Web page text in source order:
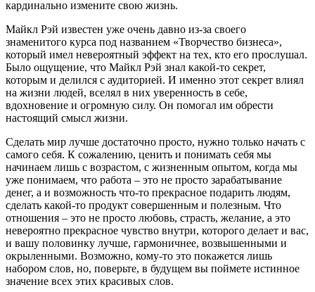
кардинально измените свою жизнь.
Майкл Рэй известен уже очень давно из-за своего
знаменитого курса под названием «Творчество бизнеса»,
который имел невероятный эффект на тех, кто его прослушал.
Было ощущение, что Майкл Рэй знал какой-то секрет,
которым и делился с аудиторией. И именно этот секрет влиял
на жизни людей, вселял в них уверенность в себе,
вдохновение и огромную силу. Он помогал им обрести
настоящий смысл жизни.
Сделать мир лучше достаточно просто, нужно только начать с
самого себя. К сожалению, ценить и понимать себя мы
начинаем лишь с возрастом, с жизненным опытом, когда мы
уже понимаем, что работа – это не просто зарабатывание
денег, а и возможность что-то прекрасное подарить людям,
сделать какой-то продукт совершенным и полезным. Что
отношения – это не просто любовь, страсть, желание, а это
невероятно прекрасное чувство внутри, которого делает и вас,
и вашу половинку лучше, гармоничнее, возвышенными и
окрыленными. Возможно, кому-то это покажется лишь
набором слов, но, поверьте, в будущем вы поймете истинное
значение всех этих красивых слов.